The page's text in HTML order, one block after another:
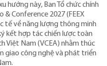
hướng này, Ban Tổ chức chính
Conference 2027 (FEEX
tế về năng lượng thông minh
kết hợp tác chiến lược toàn
Việt Nam (VCEA) nhằm thúc
giao công nghệ và phát triển